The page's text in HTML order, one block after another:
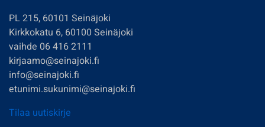
PL 215, 60101 Seinäjoki
Kirkkokatu 6, 60100 Seinäjoki
vaihde 06 416 2111
kirjaamo@seinajoki.fi
info@seinajoki.fi
etunimi.sukunimi@seinajoki.fi
Tilaa uutiskirje